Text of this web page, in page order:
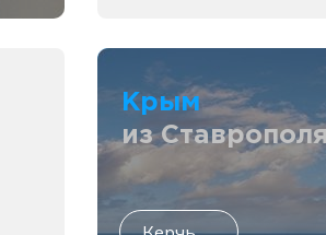
Крым
из